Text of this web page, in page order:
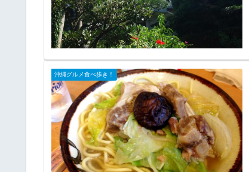
沖縄グルメ食べ歩き！